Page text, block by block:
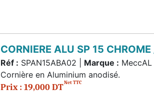
CORNIERE ALU SP 15
Réf : SPAN15ABA02 | Marque : MeccAL
Cornière en Aluminium anodisé.
Prix : 19,000 DTNet TTC